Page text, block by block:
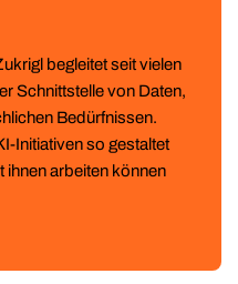
begleitet seit vielen
Schnittstelle von Daten,
Bedürfnissen.
Initiativen so gestaltet
arbeiten können